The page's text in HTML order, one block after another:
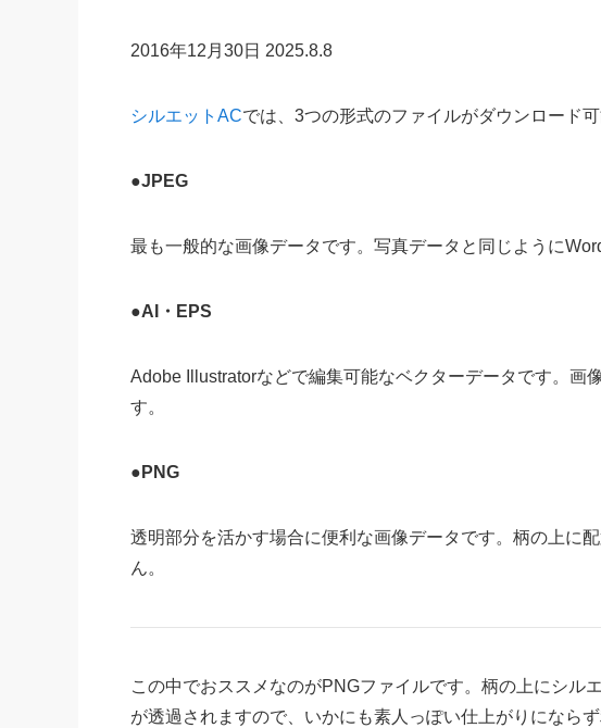
2016年12月30日 2025.8.8
シルエットACでは、3つの形式のファイルがダウンロード可
●JPEG
最も一般的な画像データです。写真データと同じように
●AI・EPS
Adobe Illustratorなどで編集可能なベクターデータです。画
す。
●PNG
透明部分を活かす場合に便利な画像データです。柄の上に
ん。
この中でおススメなのがPNGファイルです。柄の上にシル
が透過されますので、いかにも素人っぽい仕上がりになら